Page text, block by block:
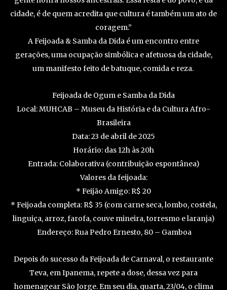
cidade, é de quem acredita que cultura é também um ato de
coragem.”
A Feijoada & Samba da Dida é um encontro entre
gerações, uma ocupação simbólica e afetuosa da cidade,
um manifesto feito de batuque, comida e reza.
Feijoada de Ogum e Samba da Dida
Local: MUHCAB – Museu da História e da Cultura Afro-
Brasileira
Data: 23 de abril de 2025
Horário: das 12h às 20h
Entrada: Colaborativa (contribuição espontânea)
Valores da feijoada:
* Feijão Amigo: R$ 20
* Feijoada completa: R$ 35 (com carne seca, lombo, costela,
linguiça, arroz, farofa, couve mineira, torresmo e laranja)
Endereço: Rua Pedro Ernesto, 80 – Gamboa
Depois do sucesso da Feijoada de Carnaval, o restaurante
Teva, em Ipanema, repete a dose, dessa vez para
homenagear São Jorge. Em seu dia, quarta, 23/04, o clima